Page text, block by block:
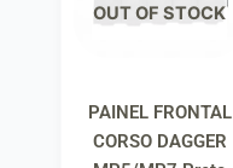
OUT OF STOCK
PAINEL FRONTAL
CORSO DAGGER